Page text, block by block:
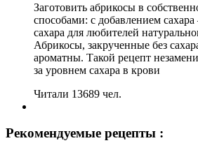
Заготовить абрикосы в
способами: с добавлением
сахара для любителей
Абрикосы, закрученные без
ароматны. Такой рецепт
за уровнем сахара в крови
Читали 13689 чел.
Рекомендуемые рецепты :